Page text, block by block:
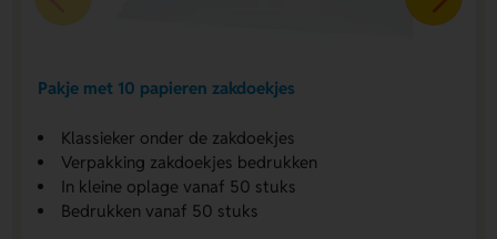
Pakje met 10 papieren zakdoekjes
Klassieker onder de zakdoekjes
Verpakking zakdoekjes bedrukken
In kleine oplage vanaf 50 stuks
Bedrukken vanaf 50 stuks